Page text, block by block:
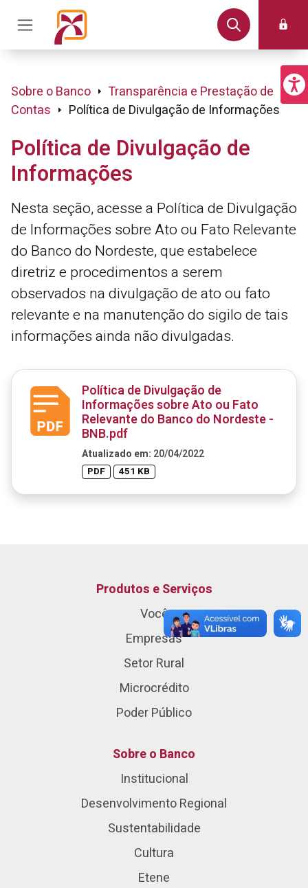
Sobre o Banco
Transparência e Prestação de
Contas
Política de Divulgação de Informações
Política de Divulgação de
Informações
Nesta seção, acesse a Política de Divulgação
de Informações sobre Ato ou Fato Relevante
do Banco do Nordeste, que estabelece
diretriz e procedimentos a serem
observados na divulgação de ato ou fato
relevante e na manutenção do sigilo de tais
informações ainda não divulgadas.
Política de Divulgação de
Informações sobre Ato ou Fato
Relevante do Banco do Nordeste -
BNB.pdf
Atualizado em: 20/04/2022
PDF 451 KB
Produtos e Serviços
Você
Empresas
Setor Rural
Microcrédito
Poder Público
Sobre o Banco
Institucional
Desenvolvimento Regional
Sustentabilidade
Cultura
Etene